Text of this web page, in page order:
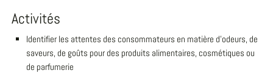
Activités
Identifier les attentes des consommateurs en matière d'odeurs, de
saveurs, de goûts pour des produits alimentaires, cosmétiques ou
de parfumerie